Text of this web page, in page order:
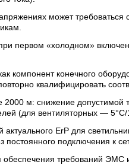
может требоваться
первом «холодном»
компонент конечного
квалифицировать
2000 м: снижение
(для вентиляторных —
ErP для
постоянного подключения к
обеспечения требований ЭМС